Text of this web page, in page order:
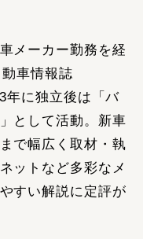
メーカー勤務を経
車情報誌
年に独立後は「バ
として活動。新車
で幅広く取材・執
ットなど多彩なメ
すい解説に定評が